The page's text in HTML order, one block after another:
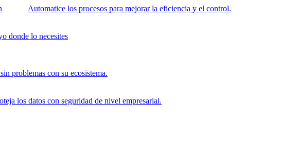
Automatice los procesos para mejorar la eficiencia y el control.
donde lo necesites
problemas con su ecosistema.
los datos con seguridad de nivel empresarial.